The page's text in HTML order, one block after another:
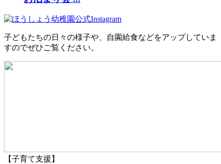
子どもたちの日々の様子や、自園給食などをアップしていま
すのでぜひご覧ください。
【子育て支援】